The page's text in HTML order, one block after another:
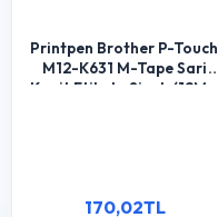
Printpen Brother P-Touch
M12-K631 M-Tape Sari
Kagit Etikete Siyah (12Mm
170,02TL